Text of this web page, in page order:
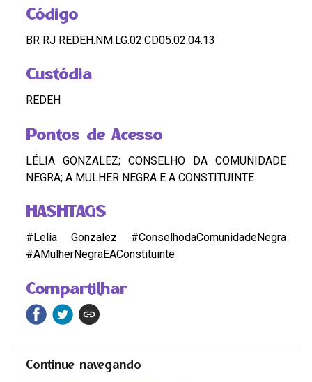
Compartilhar
Código
BR RJ REDEH.NM.LG.02.CD05.02.04.13
Custódia
REDEH
Pontos de Acesso
LÉLIA GONZALEZ; CONSELHO DA COMUNIDADE
NEGRA; A MULHER NEGRA E A CONSTITUINTE
HASHTAGS
#Lelia Gonzalez #ConselhodaComunidadeNegra
#AMulherNegraEAConstituinte
Continue navegando